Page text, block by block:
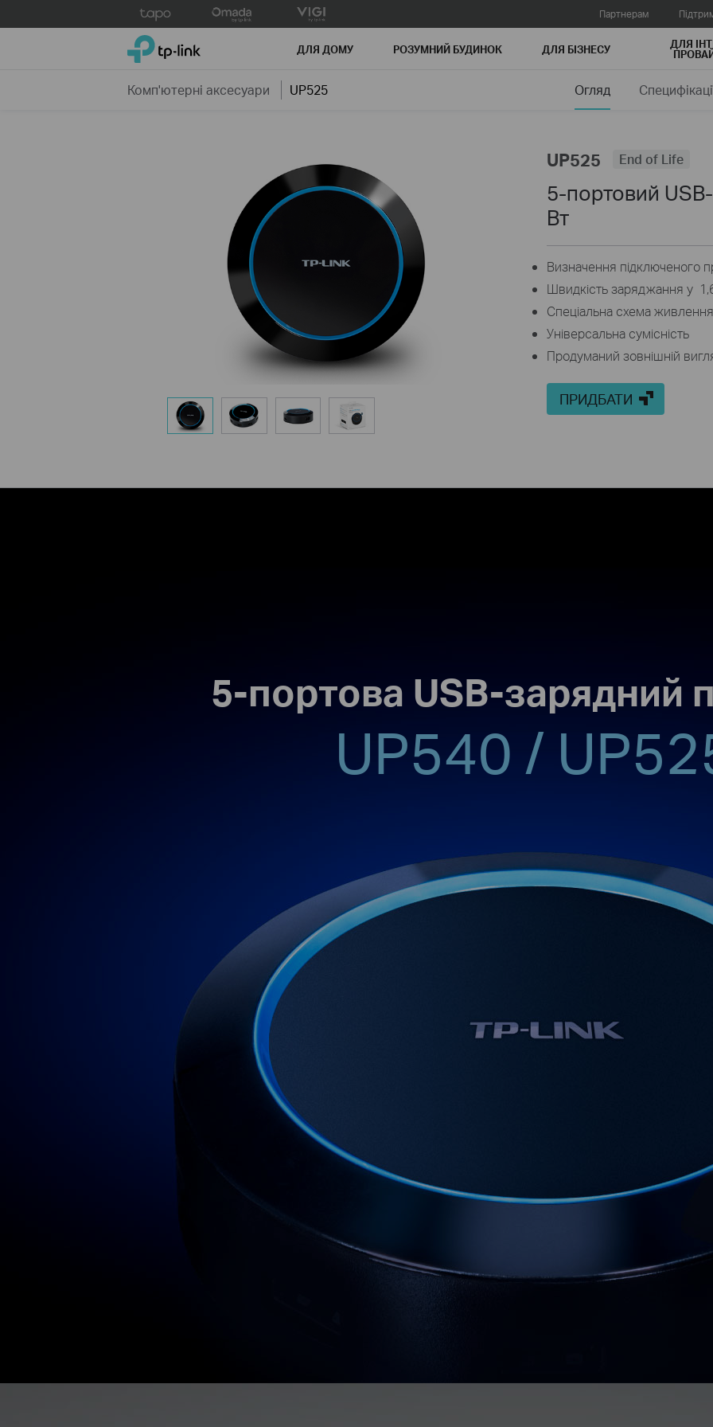
to
Партнерам
TP-Link, Reliably Smart ДЛЯ ДОМУ РОЗУМНИЙ БУДИНОК ДЛЯ БIЗНЕСУ ДЛЯ
Комп'ютернi аксесуари UP525 Огляд
UP525 End of Life
5-портовий
Вт
Визначення підключеного
Швидкість заряджання у
Спеціальна схема живлення
Універсальна сумісність
Продуманий зовнішній
ПРИДБАТИ
5-портова USB-зарядний
UP540 /